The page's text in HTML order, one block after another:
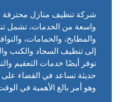
شركة تنظيف منازل
واسعة من الخدمات، تشمل
والمطابخ، والحمامات،
إلى تنظيف السجاد والكنب
توفر أيضًا خدمات التعقيم
حديثة تساعد في القضاء على
وهو أمر بالغ الأهمية في